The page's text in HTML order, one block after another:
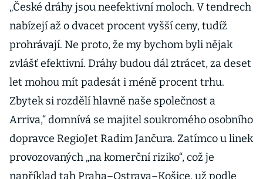
„České dráhy jsou neefektivní moloch. V tendrech
nabízejí až o dvacet procent vyšší ceny, tudíž
prohrávají. Ne proto, že my bychom byli nějak
zvlášť efektivní. Dráhy budou dál ztrácet, za deset
let mohou mít padesát i méně procent trhu.
Zbytek si rozdělí hlavně naše společnost a
Arriva,“ domnívá se majitel soukromého osobního
dopravce RegioJet Radim Jančura. Zatímco u linek
provozovaných „na komerční riziko“, což je
například tah Praha–Ostrava–Košice, už podle